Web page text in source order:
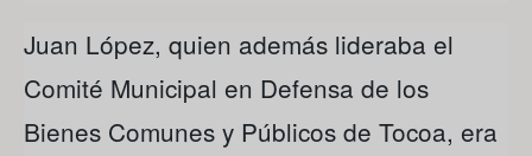
Juan López, quien además lideraba el
Comité Municipal en Defensa de los
Bienes Comunes y Públicos de Tocoa, era